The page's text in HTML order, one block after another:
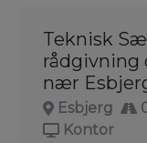
Teknisk
rådgivning
nær
Esbjerg
Kontor